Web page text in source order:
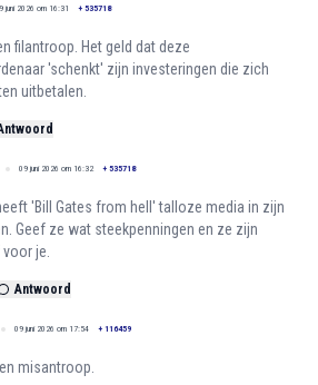
juni 2026 om 16:31 + 535718
filantroop. Het geld dat deze
'schenkt' zijn investeringen die zich
uitbetalen.
09 juni 2026 om 16:32 + 535718
'Bill Gates from hell' talloze media in zijn
Geef ze wat steekpenningen en ze zijn
je.
Antwoord
09 juni 2026 om 17:54 + 116459
misantroop.